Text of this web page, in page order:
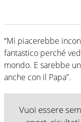
“Mi piacerebbe
fantastico perché
mondo. E sarebbe
anche con il Papa”.
Vuoi essere